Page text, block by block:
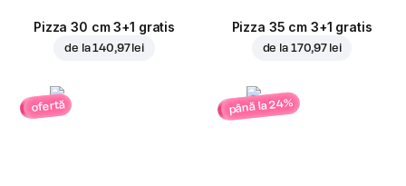
Pizza 30 cm 3+1 gratis
de la140,97 lei
Pizza 35 cm 3+1 gratis
de la 170,97 lei
ofertă până la 24%